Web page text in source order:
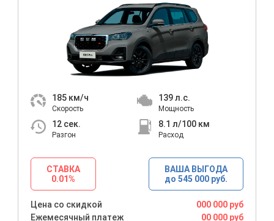
185 км/ч
Скорость
139л.с.
Мощность
12 сек.
Разгон
8.1 л/100 км
Расход
СТАВКА
0.01%
ВАША ВЫГОДА
до 545 000 руб.
Цена со скидкой
000 000 руб
Ежемесячный платеж
00 000 руб